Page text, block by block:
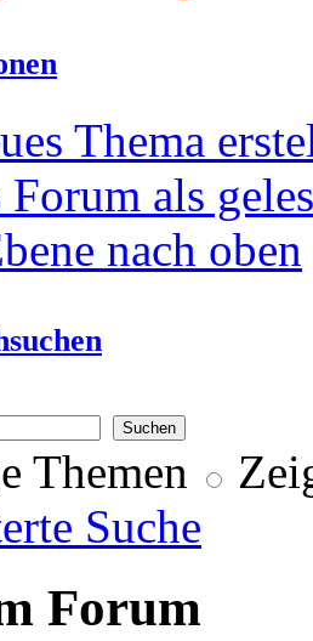
Thema
Forum als
nach oben
Themen
Suche
Forum